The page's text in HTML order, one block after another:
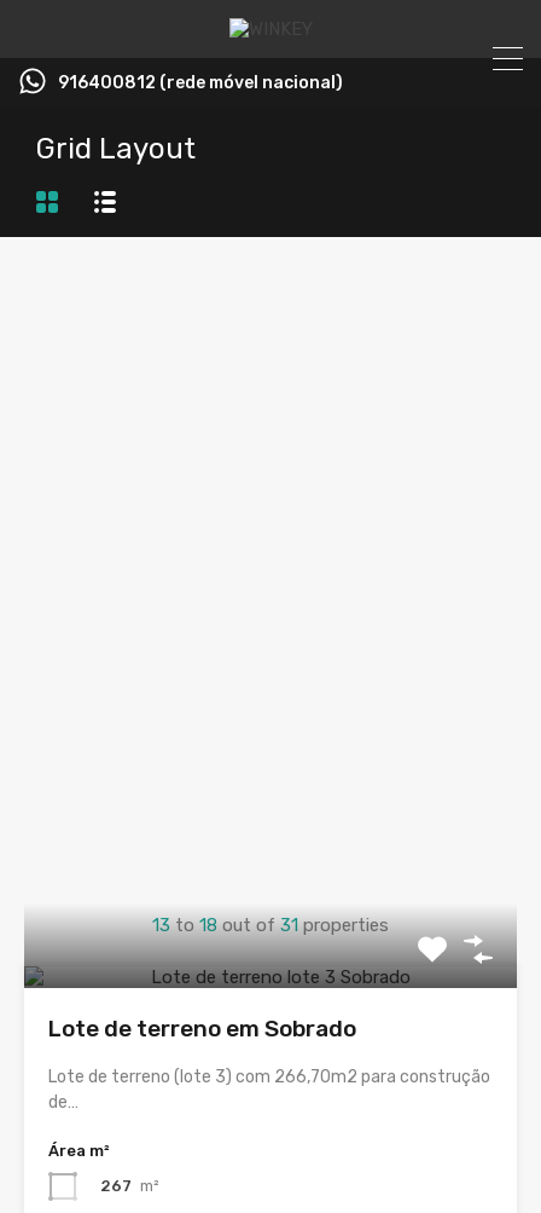
916400812 (rede móvel nacional)
Grid Layout
13 to18 out of31 properties
Lote de terreno em Sobrado
Lote de terreno (lote 3) com 266,70m2 para construção
de…
Área m²
267 m²